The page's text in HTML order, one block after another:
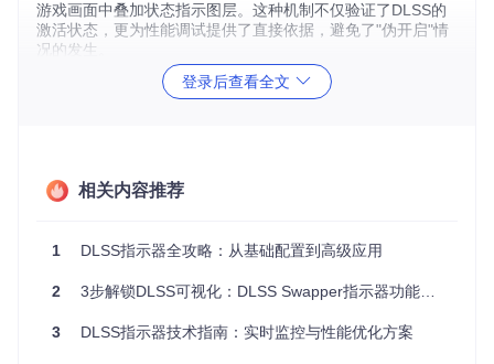
游戏画面中叠加状态指示图层。这种机制不仅验证了DLSS的
激活状态，更为性能调试提供了直接依据，避免了"伪开启"情
况的发生。
库交互，实现对指示器行为的精确控制。
禁用模式：
注册表值：0
登录后查看全文
相关内容推荐
1 DLSS指示器全攻略：从基础配置到高级应用
2 3步解锁DLSS可视化：DLSS Swapper指示器功能完全掌握指南
3 DLSS指示器技术指南：实时监控与性能优化方案